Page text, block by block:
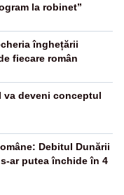
la robinet”
înghețării
fiecare român
va deveni conceptul
Debitul Dunării
ar putea închide în 4